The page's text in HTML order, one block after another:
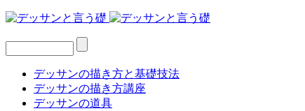
デッサンの描き方と基礎技法
デッサンの描き方講座
デッサンの道具